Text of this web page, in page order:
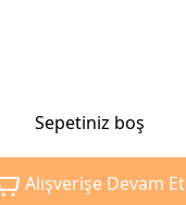
Sepetiniz boş
Alışverişe Devam Et